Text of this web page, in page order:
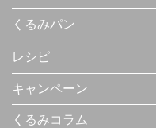
くるみパン
レシピ
キャンペーン
くるみコラム